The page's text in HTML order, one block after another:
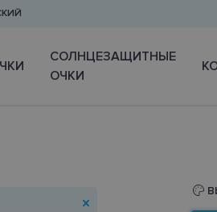
CОЛНЦЕЗАЩИТНЫЕ
ОЧКИ